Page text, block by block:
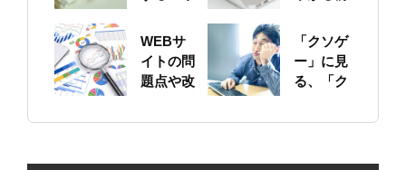
いて
のサイト
をちゃん
と確認し
WEBサ
イトの問
題点や改
トの概要
見つける
「クソゲ
ー」に見
る、「ク
ト」の原